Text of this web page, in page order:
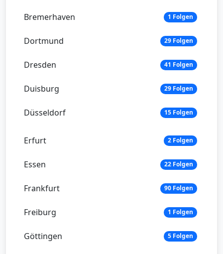
Bremerhaven 1 Folgen
Dortmund 29 Folgen
Dresden 41 Folgen
Duisburg 29 Folgen
Düsseldorf 15 Folgen
Erfurt 2 Folgen
Essen 22 Folgen
Frankfurt 90 Folgen
Freiburg 1 Folgen
Göttingen 5 Folgen